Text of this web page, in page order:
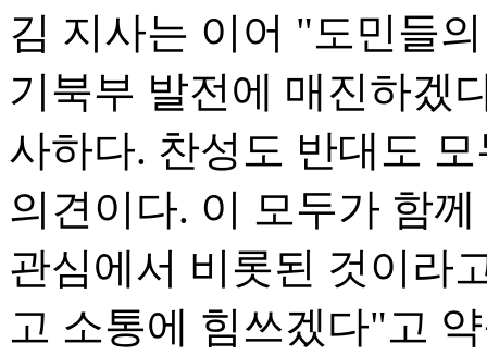
김 지사는 이어 "도민들
기북부 발전에 매진하겠
사하다. 찬성도 반대도
의견이다. 이 모두가 함
관심에서 비롯된 것이라
고 소통에 힘쓰겠다"고